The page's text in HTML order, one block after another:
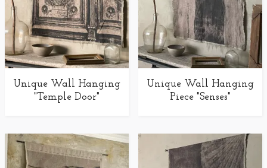
Unique Wall Hanging
"Temple Door"
Unique Wall Hanging
Piece "Senses"